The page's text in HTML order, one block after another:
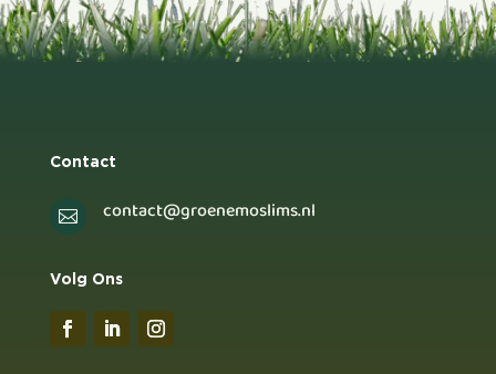
Contact
 contact@groenemoslims.nl
Volg Ons